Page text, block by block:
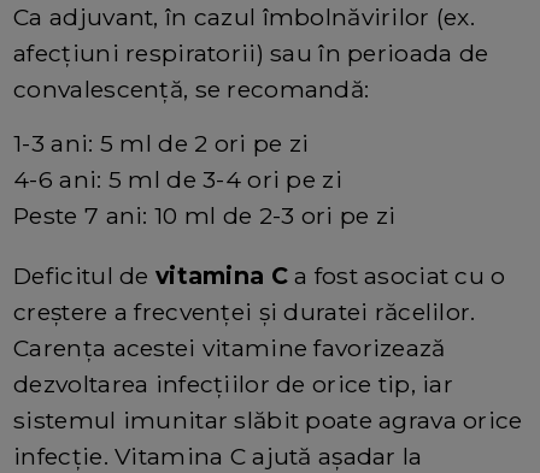
Ca adjuvant, în cazul îmbolnăvirilor (ex.
afecțiuni respiratorii) sau în perioada de
convalescență, se recomandă:
1-3 ani: 5 ml de 2 ori pe zi
4-6 ani: 5 ml de 3-4 ori pe zi
Peste 7 ani: 10 ml de 2-3 ori pe zi
Deficitul de vitamina Ca fost asociat cu o
creștere a frecvenței și duratei răcelilor.
Carența acestei vitamine favorizează
dezvoltarea infecțiilor de orice tip, iar
sistemul imunitar slăbit poate agrava orice
infecție. Vitamina C ajută așadar la